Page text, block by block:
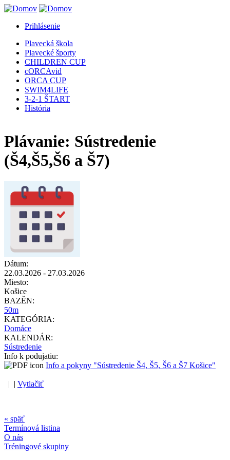
Jump to Navigation
Prihlásenie
Plavecká škola
Plavecké športy
CHILDREN CUP
cORCAvid
ORCA CUP
SWIM4LIFE
3-2-1 ŠTART
História
Plávanie: Sústredenie
(Š4,Š5,Š6 a Š7)
Dátum:
22.03.2026 - 27.03.2026
Miesto:
Košice
BAZĚN:
50m
KATEGÓRIA:
Domáce
KALENDÁR:
Sústredenie
Info k podujatiu:
Info a pokyny "Sústredenie Š4, Š5, Š6 a Š7 Košice"
| | Vytlačiť
« späť
Termínová listina
O nás
Tréningové skupiny